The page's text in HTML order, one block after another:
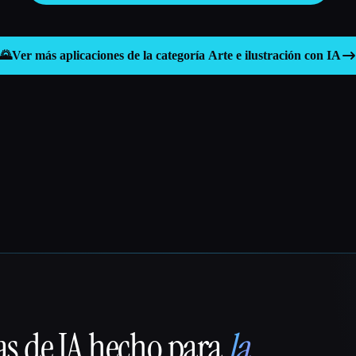
🌄Ver más aplicaciones de la categoría Arte e ilustración con IA